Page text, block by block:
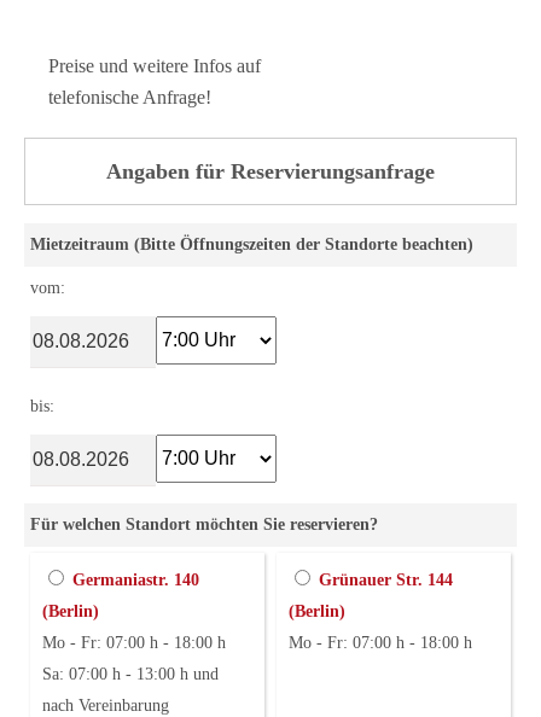
Preise und weitere Infos auf
telefonische Anfrage!
Angaben für Reservierungsanfrage
Mietzeitraum (Bitte Öffnungszeiten der Standorte beachten)
vom:
bis:
Für welchen Standort möchten Sie reservieren?
Germaniastr. 140
(Berlin)
Mo - Fr: 07:00 h - 18:00 h
Sa: 07:00 h - 13:00 h und
nach Vereinbarung
Grünauer Str. 144
(Berlin)
Mo - Fr: 07:00 h - 18:00 h